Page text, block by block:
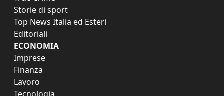
Storie di sport
Top News Italia ed Esteri
Editoriali
ECONOMIA
Imprese
Finanza
Lavoro
Tecnologia